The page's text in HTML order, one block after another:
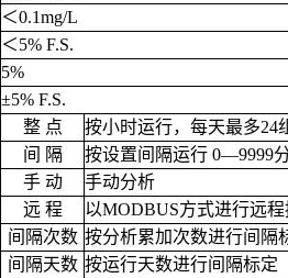
＜0.1mg/L
＜5% F.S.
5%
±5% F.S.
整 点 按小时运行，每天最多24
间 隔 按设置间隔运行 0—9999
手 动
手动分析
远 程 以MODBUS方式进行远
间隔次数 按分析累加次数进行间隔
间隔天数 按运行天数进行间隔标定